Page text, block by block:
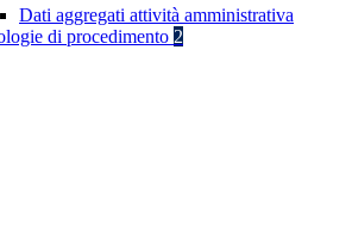
Dati aggregati attività amministrativa
di procedimento 2